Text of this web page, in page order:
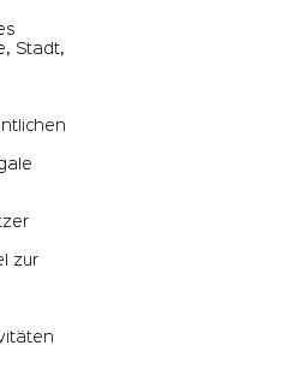
Stadt,
zur